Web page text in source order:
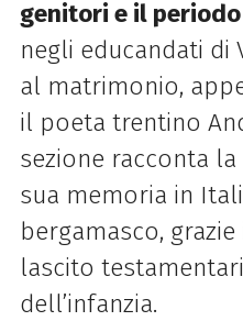
genitori e il
negli educandati di
al matrimonio,
il poeta trentino
sezione racconta
sua memoria in
bergamasco,
lascito
dell’infanzia.